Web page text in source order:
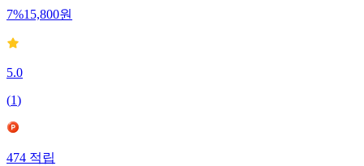
7%15,800원
5.0
(1)